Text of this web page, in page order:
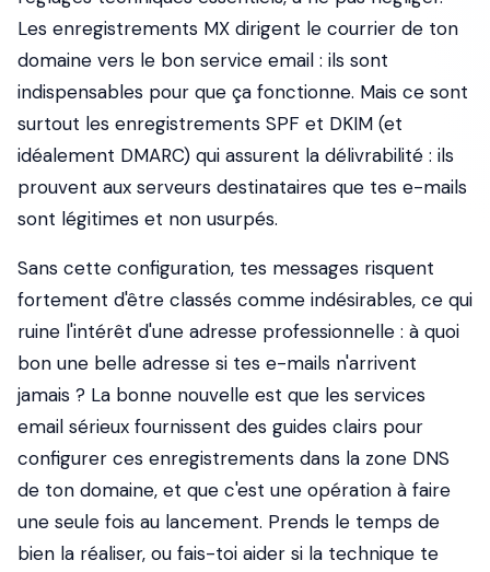
Les enregistrements MX dirigent le courrier de ton
domaine vers le bon service email : ils sont
indispensables pour que ça fonctionne. Mais ce sont
surtout les enregistrements SPF et DKIM (et
idéalement DMARC) qui assurent la délivrabilité : ils
prouvent aux serveurs destinataires que tes e-mails
sont légitimes et non usurpés.
Sans cette configuration, tes messages risquent
fortement d'être classés comme indésirables, ce qui
ruine l'intérêt d'une adresse professionnelle : à quoi
bon une belle adresse si tes e-mails n'arrivent
jamais ? La bonne nouvelle est que les services
email sérieux fournissent des guides clairs pour
configurer ces enregistrements dans la zone DNS
de ton domaine, et que c'est une opération à faire
une seule fois au lancement. Prends le temps de
bien la réaliser, ou fais-toi aider si la technique te